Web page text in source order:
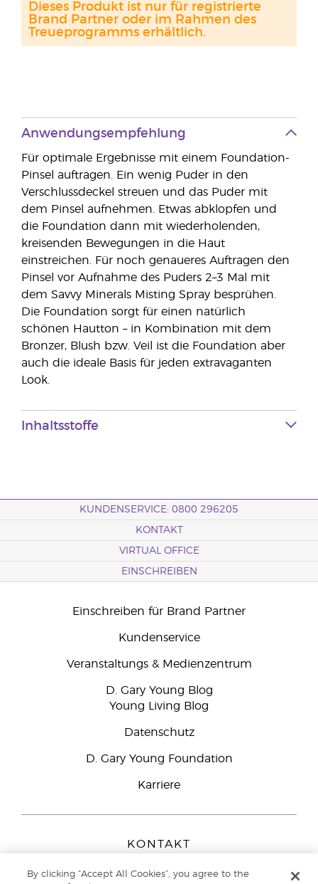
Dieses Produkt ist nur für registrierte
Brand Partner oder im Rahmen des
Treueprogramms erhältlich.
Anwendungsempfehlung
Für optimale Ergebnisse mit einem Foundation-
Pinsel auftragen. Ein wenig Puder in den
Verschlussdeckel streuen und das Puder mit
dem Pinsel aufnehmen. Etwas abklopfen und
die Foundation dann mit wiederholenden,
kreisenden Bewegungen in die Haut
einstreichen. Für noch genaueres Auftragen den
Pinsel vor Aufnahme des Puders 2–3 Mal mit
dem Savvy Minerals Misting Spray besprühen.
Die Foundation sorgt für einen natürlich
schönen Hautton – in Kombination mit dem
Bronzer, Blush bzw. Veil ist die Foundation aber
auch die ideale Basis für jeden extravaganten
Look.
Inhaltsstoffe
KUNDENSERVICE: 0800 296205
KONTAKT
VIRTUAL OFFICE
EINSCHREIBEN
Einschreiben für Brand Partner
Kundenservice
Veranstaltungs & Medienzentrum
D. Gary Young Blog
Young Living Blog
Datenschutz
D. Gary Young Foundation
Karriere
KONTAKT
Peizerweg 97
By clicking “Accept All Cookies”, you agree to the